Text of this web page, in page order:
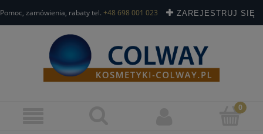
Pomoc, zamówienia, rabaty tel. +48 698 001 023 ZAREJESTRUJ SIĘ